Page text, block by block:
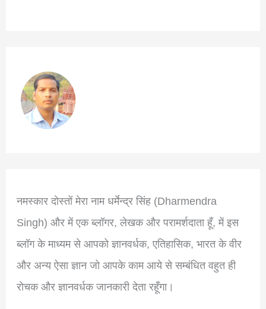
नमस्कार दोस्तों मेरा नाम धर्मेन्द्र सिंह (Dharmendra
Singh) और में एक ब्लॉगर, लेखक और परामर्शदाता हूँ, में इस
ब्लॉग के माध्यम से आपको ज्ञानवर्धक, एतिहासिक, भारत के वीर
और अन्य ऐसा ज्ञान जो आपके काम आये से सम्बंधित वहुत ही
रोचक और ज्ञानवर्धक जानकारी देता रहूँगा।